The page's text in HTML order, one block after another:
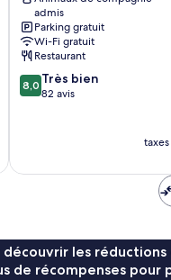
admis
Parking gratuit
Wi-Fi gratuit
Restaurant
8.0
sur
8,0 Très bien
82 avis
les
de récompenses pour